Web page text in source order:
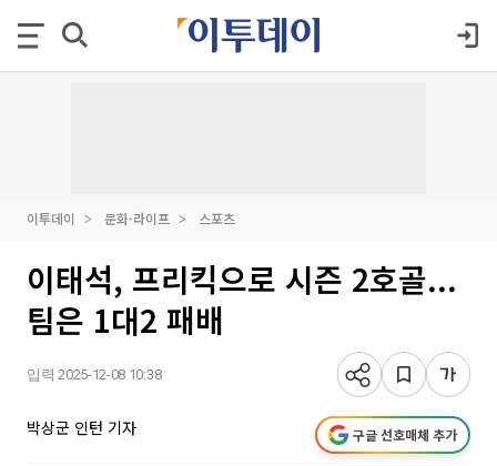
이투데이 문화·라이프 스포츠
이태석, 프리킥으로 시즌 2호골...
팀은 1대2 패배
입력 2025-12-08 10:38
박상군 인턴 기자 구글 선호매체 추가